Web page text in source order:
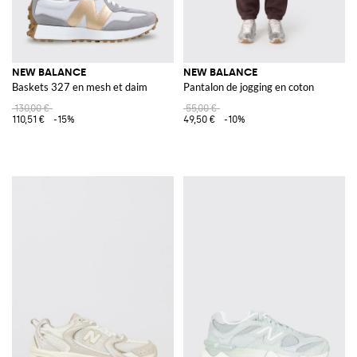
NEW BALANCE
Baskets 327 en mesh et daim
130,00 €
110,51 €
-15%
NEW BALANCE
Pantalon de jogging en coton
55,00 €
49,50 €
-10%